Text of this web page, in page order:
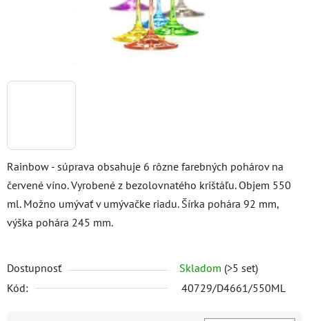
Rainbow - súprava obsahuje 6 rôzne farebných pohárov na
červené víno. Vyrobené z bezolovnatého krištáľu. Objem 550
ml. Možno umývať v umývačke riadu. Šírka pohára 92 mm,
výška pohára 245 mm.
Dostupnosť Skladom (>5 set)
Kód:
40729/D4661/550ML